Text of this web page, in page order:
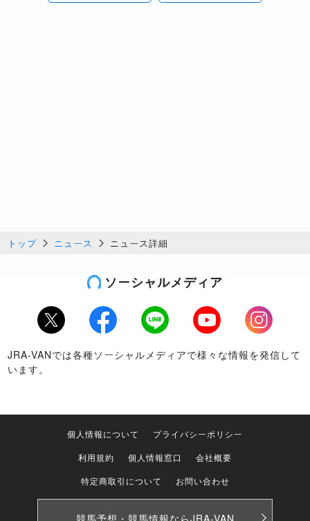
トップ ニュース ニュース詳細
ソーシャルメディア
Twitter Facebook LINE Youtube
Instagram
JRA-VANでは各種ソーシャルメディアで様々な情報を発信して
います。
個人情報について
プライバシーポリシー
利用規約
個人情報窓口
会社概要
特定商取引について
お問い合わせ
競馬予想・競馬情報ならJRA-VAN